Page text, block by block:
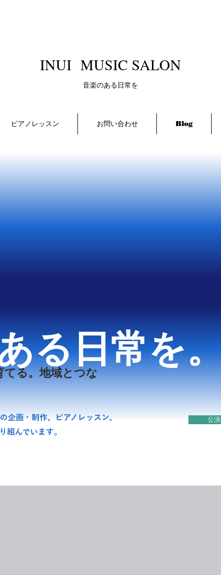
​INUI MUSIC SALON
​音楽のある日常を
ピアノレッスン お問い合わせ Blog
る日常を
てる。地域とつな
企画・制作、ピアノレッスン、
組んでいます​。
公